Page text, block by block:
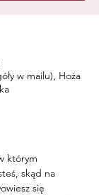
w mailu), Hoża
którym
skąd na
się